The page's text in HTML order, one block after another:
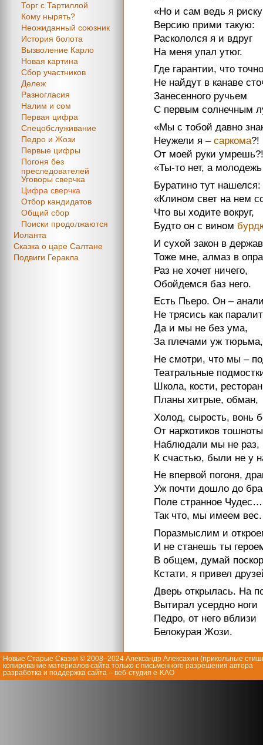
«Но и сам ведь я
Версию прими такую:
Раскололся я и вдруг
На меня упал утюг.
Где гарантии, что точно
Не найдут в канаве
Занесенного ручьем
С первым солнечным
«Мы с тобой давно
Неужели я – саркома?!
От моей руки
«Ты-то нет, а
Буратино тут нашелся:
«Клином свет на нем
Что вы ходите вокруг,
Будто он с вином
И сухой закон в
Тоже мне, алмаз в
Раз не хочет ничего,
Обойдемся баз него.
Есть Пьеро. Он –
Не трясись как
Да и мы не без ума,
За плечами уж тюрьма,
Не смотри, что мы –
Театральные
Школа, кости,
Планы хитрые, обман,
Холод, сырость, вонь
От наркотиков тошноты
Наблюдали мы не раз,
К счастью, были не у
Не впервой погоня,
Уж почти дошло до
Поле странное Чудес…
Так что, мы имеем вес.
Поразмыслим и
И не станешь ты
В общем, думай
Кстати, я привел
Дверь открылась. На
Вытирал усердно ноги
Педро, от него вблизи
Белокурая Жози.
Торг с Тартиллой
Кому нырять?
Неожиданный союзник
История болота
Вызволение Карло
Новая картина
Сбор участников
Дележ
Разногласия
Налим и сом
Первая цифра
Спецобслуживание
Педро и Жози
Первые цифры
Погоня без
преследователей
Уговоры сверчка
Цифра сверчка
Отбор кандидатов
Общий сбор
Поиски продолжаются
Иоланта
Сказка о царе Салтане
Подвиги Геракла
Новые Старые Сказки © 2008–2024 Александр Алексахин (прикольные
копирование материалов сайта только с письменного разрешения автора
разработка и поддержка сайта – веб-студия e-KAO